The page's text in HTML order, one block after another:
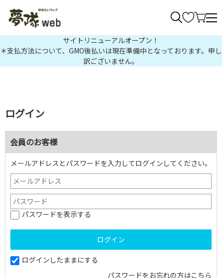
サイトリニューアルオープン！
＊支払方法について、GMO後払いは現在準備中となっております。申し
訳ございません。
ログイン
会員のお客様
メールアドレスとパスワードを入力してログインしてください。
パスワードを表示する
ログインしたままにする
パスワードをお忘れの方はこちら